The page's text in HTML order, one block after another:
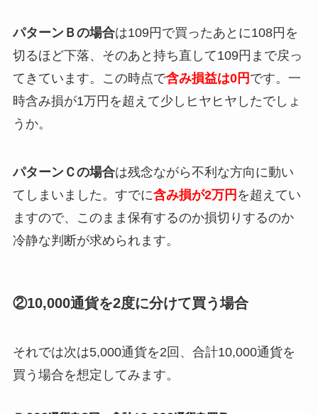
パターンＢの場合は109円で買ったあとに108円を
切るほど下落、そのあと持ち直して109円まで戻っ
てきています。この時点で含み損益は0円 です。一
時含み損が1万円を超えて少しヒヤヒヤしたでしょ
うか。
パターンＣの場合は残念ながら不利な方向に動い
てしまいました。すでに含み損が2万円 を超えてい
ますので、このまま保有するのか損切りするのか
冷静な判断が求められます。
②10,000通貨を2度に分けて買う場合
それでは次は5,000通貨を2回、合計10,000通貨を
買う場合を想定してみます。